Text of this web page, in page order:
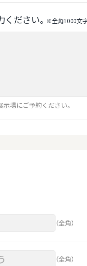
ださい。 ※全⾓1000⽂
場にご予約ください。
（全角）
（全角）